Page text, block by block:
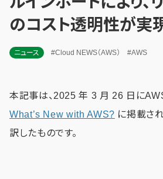
のコスト透明性が実
ニュース #Cloud NEWS（AWS） #AWS
本記事は、2025 年 3 月 26 日に
What’s New with AWS? に掲載さ
訳したものです。